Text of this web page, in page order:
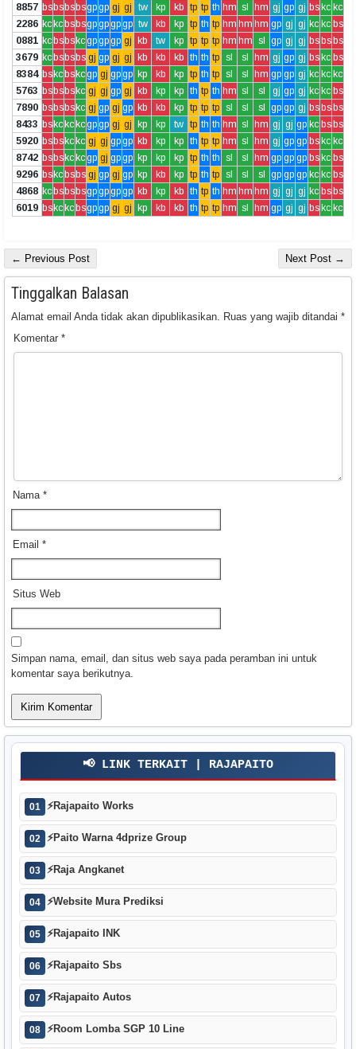
8857 bsbsbsbsgpgp gj gj tw kp kb tp tp th hm sl hm gj gp gj bskc kc
2286 kckcbsbsgpgpgpgp tw kb kp tp th tp hm hm hm gp gj gj kc kc bs
0881 kcbsbskcgpgpgp gj kb tw kp tp tp tp hm hm sl gp gj gj bsbsbs
3679 kcbsbsbs gj gp gj gj kb kb kb th th tp sl sl hm gj gp gj bskc bs
8384 bskcbskcgp gj gpgp kp kb kp tp th tp sl sl hm gp gp gj kc kc kc
5763 bsbsbskc gj gj gp gj kb kp kp th tp th hm sl sl gj gp gj kc kc bs
7890 bsbsbskc gj gp gj gp kb kb kp tp tp tp sl sl sl gp gp gj bsbsbs
8433 bskckckcgpgp gj gj kp kp tw tp th th hm sl hm gj gj gp kc bsbs
5920 bsbskckc gj gj gpgp kb kp kp th tp tp hm sl hm gj gp gp bskc kc
8742 bsbskckcgp gj gpgp kp kp kp tp th th sl sl hm gp gp gp bskc bs
9296 bskcbsbs gj gp gj gp kp kb kp tp th tp sl sl sl gp gp gp kc kc bs
4868 kcbsbsbsgpgpgpgp kb kp kb th tp th hm hm hm gj gj gj kc bsbs
6019 bskckcbsgpgp gj gj kp kb kb th tp tp hm sl hm gp gj gj bskc kc
← Previous Post Next Post →
Tinggalkan Balasan
Alamat email Anda tidak akan dipublikasikan. Ruas yang wajib ditandai *
Komentar *
Nama *
Email *
Situs Web
Simpan nama, email, dan situs web saya pada peramban ini untuk
komentar saya berikutnya.
📢 LINK TERKAIT | RAJAPAITO
01 ⚡Rajapaito Works
02 ⚡Paito Warna 4dprize Group
03 ⚡Raja Angkanet
04 ⚡Website Mura Prediksi
05 ⚡Rajapaito INK
06 ⚡Rajapaito Sbs
07 ⚡Rajapaito Autos
08 ⚡Room Lomba SGP 10 Line